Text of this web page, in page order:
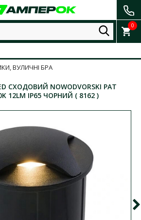
0
ВУЛИЧНІ БРА
СХОДОВИЙ NOWODVORSKI PAT
12LM IP65 ЧОРНИЙ ( 8162 )